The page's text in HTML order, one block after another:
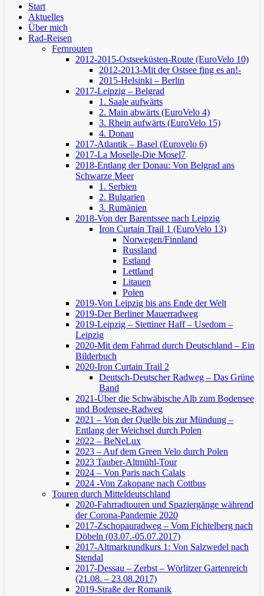
Start
Aktuelles
Über mich
Rad-Reisen
Fernrouten
2012-2015-Ostseeküsten-Route (EuroVelo 10)
2012-2013-Mit der Ostsee fing es an!-
2015-Helsinki – Berlin
2017-Leipzig – Belgrad
1. Saale aufwärts
2. Main abwärts (EuroVelo 4)
3. Rhein aufwärts (EuroVelo 15)
4. Donau
2017-Atlantik – Basel (Eurovelo 6)
2017-La Moselle-Die Mosel7
2018-Entlang der Donau: Von Belgrad ans
Schwarze Meer
1. Serbien
2. Bulgarien
3. Rumänien
2018-Von der Barentssee nach Leipzig
Iron Curtain Trail 1 (EuroVelo 13)
Norwegen/Finnland
Russland
Estland
Lettland
Litauen
Polen
2019-Von Leipzig bis ans Ende der Welt
2019-Der Berliner Mauerradweg
2019-Leipzig – Stettiner Haff – Usedom –
Leipzig
2020-Mit dem Fahrrad durch Deutschland – Ein
Bilderbuch
2020-Iron Curtain Trail 2
Deutsch-Deutscher Radweg – Das Grüne
Band
2021-Über die Schwäbische Alb zum Bodensee
und Bodensee-Radweg
2021 – Von der Quelle bis zur Mündung –
Entlang der Weichsel durch Polen
2022 – BeNeLux
2023 – Auf dem Green Velo durch Polen
2023 Tauber-Altmühl-Tour
2024 – Von Paris nach Calais
2024 -Von Zakopane nach Cottbus
Touren durch Mitteldeutschland
2020-Fahrradtouren und Spaziergänge während
der Corona-Pandemie 2020
2017-Zschopauradweg – Vom Fichtelberg nach
Döbeln (03.07.-05.07.2017)
2017-Altmarkrundkurs 1: Von Salzwedel nach
Stendal
2017-Dessau – Zerbst – Wörlitzer Gartenreich
(21.08. – 23.08.2017)
2019-Straße der Romanik